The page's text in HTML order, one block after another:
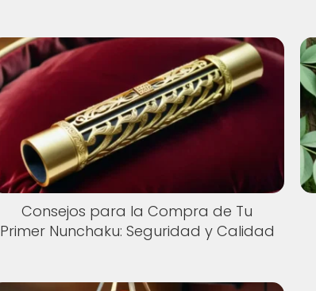
Consejos para la Compra de Tu
Primer Nunchaku: Seguridad y Calidad